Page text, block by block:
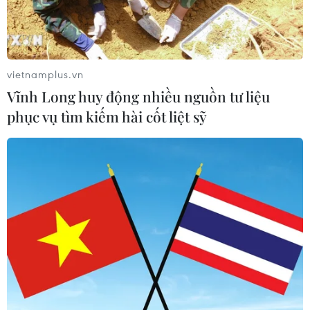
pháp luật không còn phù hợp
06/08/2026 09:59
Khởi tố người đi bộ gây tai nạn chết
người trên quốc lộ ở Quảng Trị
06/08/2026 09:44
Khởi tố Chủ tịch Hội đồng quản trị,
Giám đốc Công ty cổ phần Mekolor
06/08/2026 09:06
Thêm một nhóm dàn cảnh cướp giật
tại khu Tân Huê Viên sa lưới
vietnamplus.vn
Vĩnh Long huy động nhiều nguồn tư liệu
phục vụ tìm kiếm hài cốt liệt sỹ